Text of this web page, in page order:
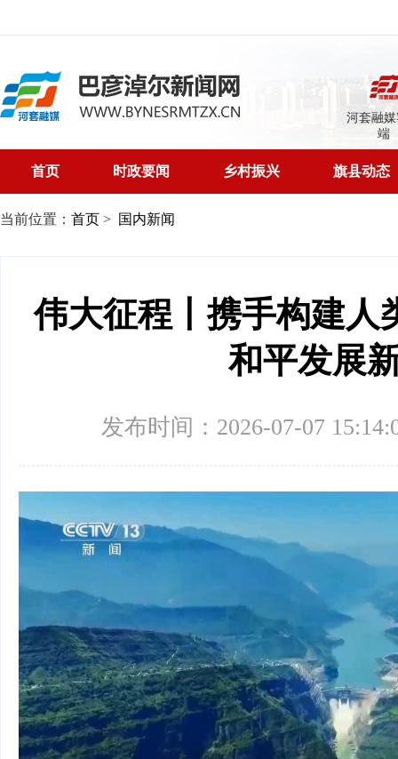
河套融
端
首页 时政要闻 乡村振兴 旗县动态
当前位置： 首页 > 国内新闻
伟大征程丨携手构建人
和平发展
发布时间：2026-07-07